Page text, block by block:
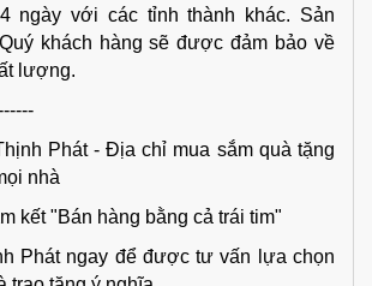
ngày với các tỉnh thành khác. Sản
khách hàng sẽ được đảm bảo về
lượng.
Phát - Địa chỉ mua sắm quà tặng
nhà
kết "Bán hàng bằng cả trái tim"
Phát ngay để được tư vấn lựa chọn